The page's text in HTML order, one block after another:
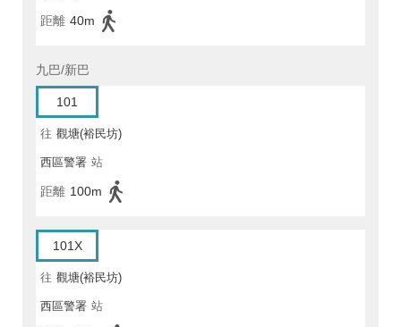
距離 40m
九巴/新巴
101
往 觀塘(裕民坊)
西區警署 站
距離 100m
101X
往 觀塘(裕民坊)
西區警署 站